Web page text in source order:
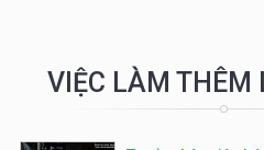
VIỆC LÀM THÊM